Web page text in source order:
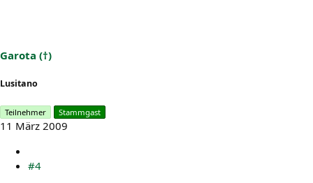
Garota (†)
Lusitano
Teilnehmer Stammgast
11 März 2009
#4